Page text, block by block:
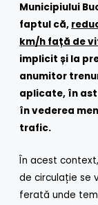
Municipiului
faptul că,
km/h față de
implicit și la
anumitor
aplicate, în
în vederea
trafic.
În acest
de circulație se
ferată unde